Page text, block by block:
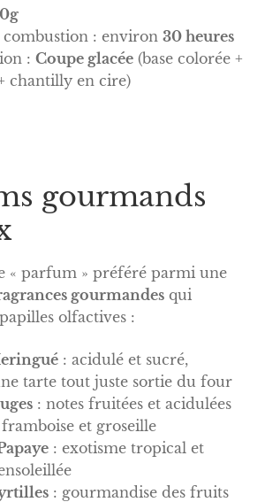
combustion : environ 30 heures
: Coupe glacée(base colorée +
chantilly en cire)
gourmands
« parfum » préféré parmi une
gourmandesqui
olfactives :
: acidulé et sucré,
tarte tout juste sortie du four
: notes fruitées et acidulées
et groseille
: exotisme tropical et
: gourmandise des fruits